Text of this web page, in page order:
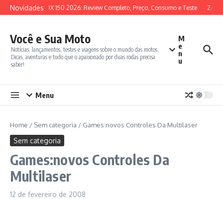
Ir para o conteúdo
Novidades
SYM ADX 150 2026: Review Completo, Preço, Consumo e Teste
Você e Sua Moto
Notícias, lançamentos, testes e viagens sobre o mundo das motos.
Dicas, aventuras e tudo que o apaixonado por duas rodas precisa
saber!
M
e
n
u
Menu
Home / Sem categoria / Games:novos Controles Da Multilaser
Sem categoria
Games:novos Controles Da
Multilaser
12 de fevereiro de 2008